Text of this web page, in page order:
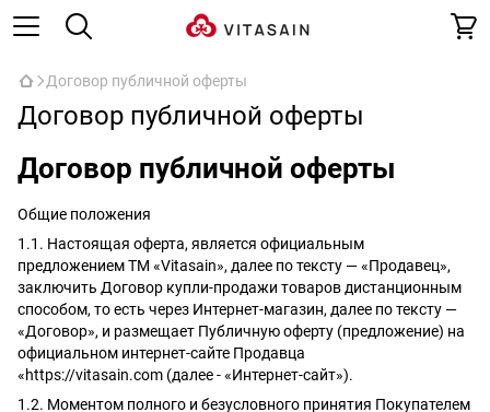
Договор публичной оферты
Договор публичной оферты
Договор публичной оферты
Общие положения
1.1. Настоящая оферта, является официальным
предложением ТМ «Vitasain», далее по тексту — «Продавец»,
заключить Договор купли-продажи товаров дистанционным
способом, то есть через Интернет-магазин, далее по тексту —
«Договор», и размещает Публичную оферту (предложение) на
официальном интернет-сайте Продавца
«https://vitasain.com (далее - «Интернет-сайт»).
1.2. Моментом полного и безусловного принятия Покупателем